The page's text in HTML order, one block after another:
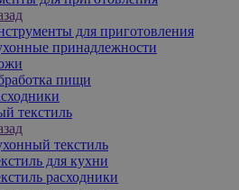
для приготовления
принадлежности
пищи
текстиль
текстиль
для кухни
расходники